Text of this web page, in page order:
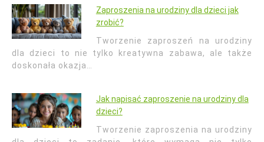
Zaproszenia na urodziny dla dzieci jak
zrobić?
Tworzenie zaproszeń na urodziny
dla dzieci to nie tylko kreatywna zabawa, ale także
doskonała okazja…
Jak napisać zaproszenie na urodziny dla
dzieci?
Tworzenie zaproszenia na urodziny